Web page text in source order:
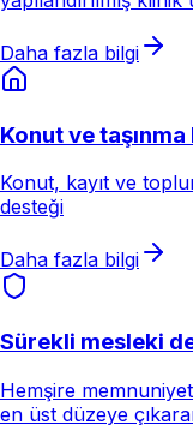
Daha fazla bilgi
Konut ve
Konut, kayıt ve
desteği
Daha fazla bilgi
Sürekli mesleki
Hemşire
en üst düzeye